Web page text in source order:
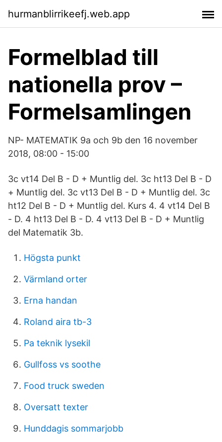
hurmanblirrikeefj.web.app
Formelblad till
nationella prov –
Formelsamlingen
NP- MATEMATIK 9a och 9b den 16 november
2018, 08:00 - 15:00
3c vt14 Del B - D + Muntlig del. 3c ht13 Del B - D
+ Muntlig del. 3c vt13 Del B - D + Muntlig del. 3c
ht12 Del B - D + Muntlig del. Kurs 4. 4 vt14 Del B
- D. 4 ht13 Del B - D. 4 vt13 Del B - D + Muntlig
del Matematik 3b.
Högsta punkt
Värmland orter
Erna handan
Roland aira tb-3
Pa teknik lysekil
Gullfoss vs soothe
Food truck sweden
Oversatt texter
Hunddagis sommarjobb